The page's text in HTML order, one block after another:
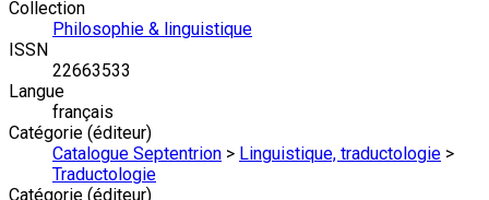
Collection
Philosophie & linguistique
ISSN
22663533
Langue
français
Catégorie (éditeur)
Catalogue Septentrion > Linguistique, traductologie >
Traductologie
Catégorie (éditeur)